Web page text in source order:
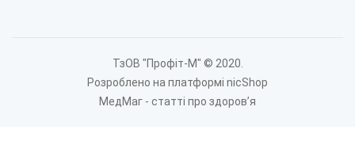
ТзОВ "Профіт-М" © 2020.
Розроблено на платформі nicShop
МедМаг - статті про здоровʼя